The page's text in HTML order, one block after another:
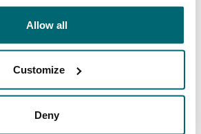
Allow all
Customize
Deny
und Seriosität, wenn es um
geht. Auch ich
schon mehrere Male davon
dass sowohl der Kontakt, die
die Organisation einer Reise
aus dem Programm durch
Christoph Pleischl